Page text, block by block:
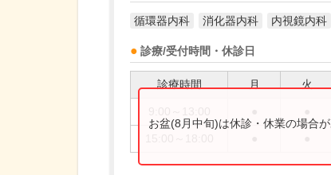
循環器内科 消化器内科 内視鏡内科
診療/受付時間・休診日
診療時間 月 火
お盆(8月中旬)は休診・休業の場合